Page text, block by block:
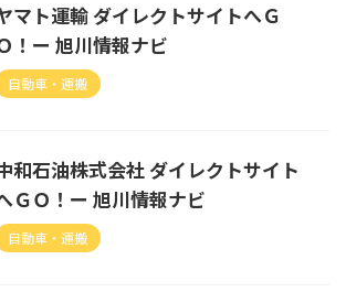
マト運輸 ダイレクトサイトへＧ
！ー 旭川情報ナビ
自動車・運搬
和石油株式会社 ダイレクトサイト
ＧＯ！ー 旭川情報ナビ
自動車・運搬